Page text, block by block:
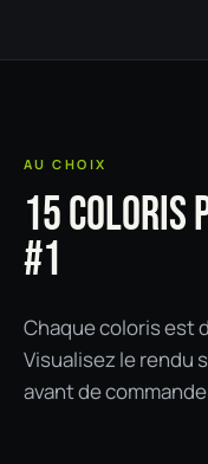
AU CHOIX
15 COLORIS
#1
Chaque coloris est
Visualisez le rendu
avant de